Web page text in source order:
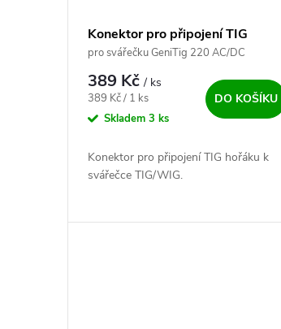
Konektor pro připojení TIG
hořáku (5-pin)
pro svářečku GeniTig 220 AC/DC
389 Kč/ ks
Měrná cena:
389 Kč / 1 ks
Skladem 3 ks
DO KOŠÍKU
Konektor pro připojení TIG hořáku k
svářečce TIG/WIG.